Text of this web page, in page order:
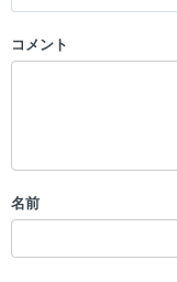
以下の書き込みを禁止
・一度削除された投
・アカウントの売
コメント
名前